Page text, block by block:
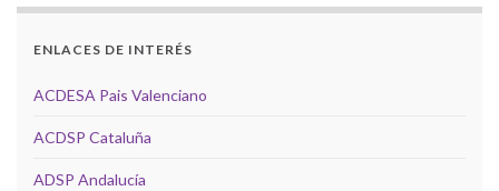
ENLACES DE INTERÉS
ACDESA Pais Valenciano
ACDSP Cataluña
ADSP Andalucía